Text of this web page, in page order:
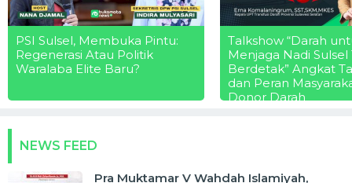
PSI Sulsel, Membuka Pintu:
Regenerasi Atau Politik
Waralaba Elite Baru?
Talkshow “Darah
Menjaga Nadi Sulsel
Berdetak” Angkat
dan Peran
Donor Darah
NEWS FEED
Pra Muktamar V Wahdah Islamiyah,